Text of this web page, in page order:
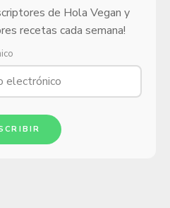
de Hola Vegan y
recetas cada semana!